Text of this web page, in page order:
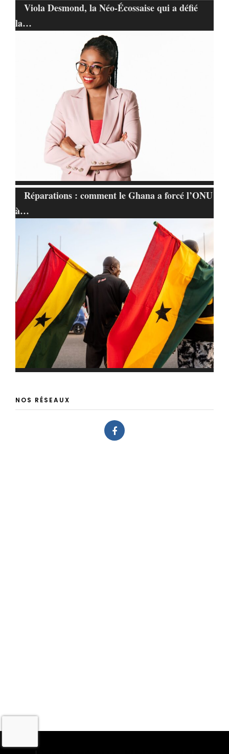
Viola Desmond, la Néo-Écossaise qui a défié
la…
Réparations : comment le Ghana a forcé l’ONU
à…
NOS RÉSEAUX